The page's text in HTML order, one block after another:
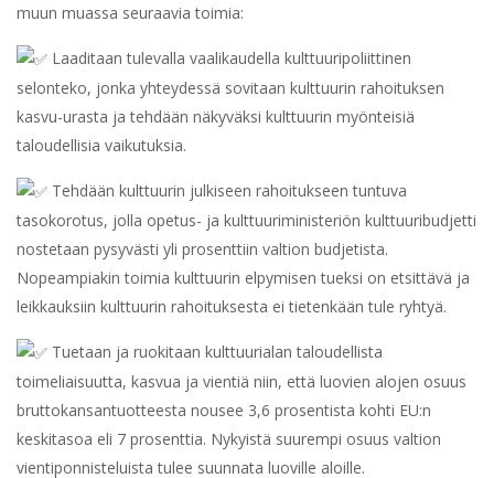
muun muassa seuraavia toimia:
Laaditaan tulevalla vaalikaudella kulttuuripoliittinen
selonteko, jonka yhteydessä sovitaan kulttuurin rahoituksen
kasvu-urasta ja tehdään näkyväksi kulttuurin myönteisiä
taloudellisia vaikutuksia.
Tehdään kulttuurin julkiseen rahoitukseen tuntuva
tasokorotus, jolla opetus- ja kulttuuriministeriön kulttuuribudjetti
nostetaan pysyvästi yli prosenttiin valtion budjetista.
Nopeampiakin toimia kulttuurin elpymisen tueksi on etsittävä ja
leikkauksiin kulttuurin rahoituksesta ei tietenkään tule ryhtyä.
Tuetaan ja ruokitaan kulttuurialan taloudellista
toimeliaisuutta, kasvua ja vientiä niin, että luovien alojen osuus
bruttokansantuotteesta nousee 3,6 prosentista kohti EU:n
keskitasoa eli 7 prosenttia. Nykyistä suurempi osuus valtion
vientiponnisteluista tulee suunnata luoville aloille.